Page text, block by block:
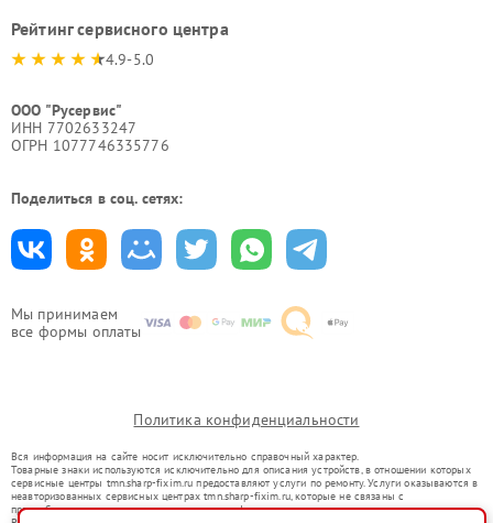
Мы принимаем
все формы оплаты
Рейтинг сервисного центра
4.9-5.0
ООО "Русервис"
ИНН 7702633247
ОГРН 1077746335776
Поделиться в соц. сетях:
Политика конфиденциальности
Вся информация на сайте носит исключительно справочный характер.
Товарные знаки используются исключительно для описания устройств, в отношении которых
сервисные центры tmn.sharp-fixim.ru предоставляют услуги по ремонту. Услуги оказываются в
неавторизованных сервисных центрах tmn.sharp-fixim.ru, которые не связаны с
правообладателями товарных знаков или их официальными представителями.